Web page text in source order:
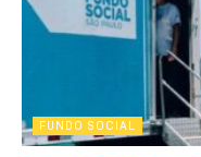
FUNDO SOCIAL